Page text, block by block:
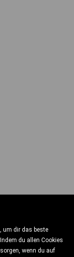
um dir das beste
du allen Cookies
wenn du auf